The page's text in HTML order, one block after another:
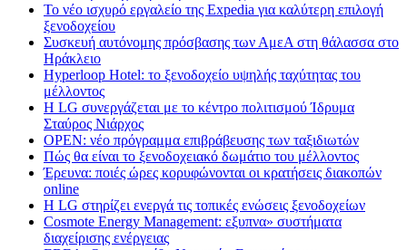
Το νέο ισχυρό εργαλείο της Expedia για καλύτερη επιλογή
ξενοδοχείου
Συσκευή αυτόνομης πρόσβασης των ΑμεΑ στη θάλασσα στο
Ηράκλειο
Hyperloop Hotel: το ξενοδοχείο υψηλής ταχύτητας του
μέλλοντος
Η LG συνεργάζεται με το κέντρο πολιτισμού Ίδρυμα
Σταύρος Νιάρχος
OPEN: νέο πρόγραμμα επιβράβευσης των ταξιδιωτών
Πώς θα είναι το ξενοδοχειακό δωμάτιο του μέλλοντος
Έρευνα: ποιές ώρες κορυφώνονται οι κρατήσεις διακοπών
online
Η LG στηρίζει ενεργά τις τοπικές ενώσεις ξενοδοχείων
Cosmote Energy Management: εξυπνα» συστήματα
διαχείρισης ενέργειας